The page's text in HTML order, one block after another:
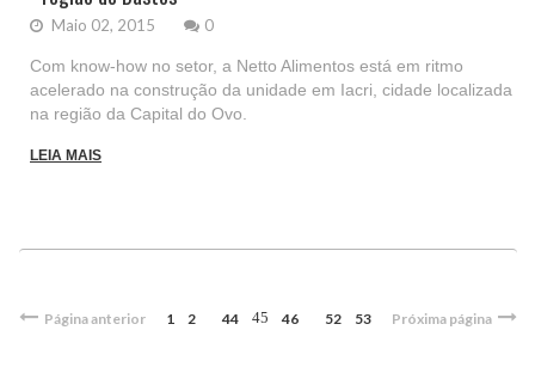
Maio 02, 2015 0
Com know-how no setor, a Netto Alimentos está em ritmo
acelerado na construção da unidade em Iacri, cidade localizada
na região da Capital do Ovo.
LEIA MAIS
Página anterior 1 2 44 45 46 52 53 Próxima página